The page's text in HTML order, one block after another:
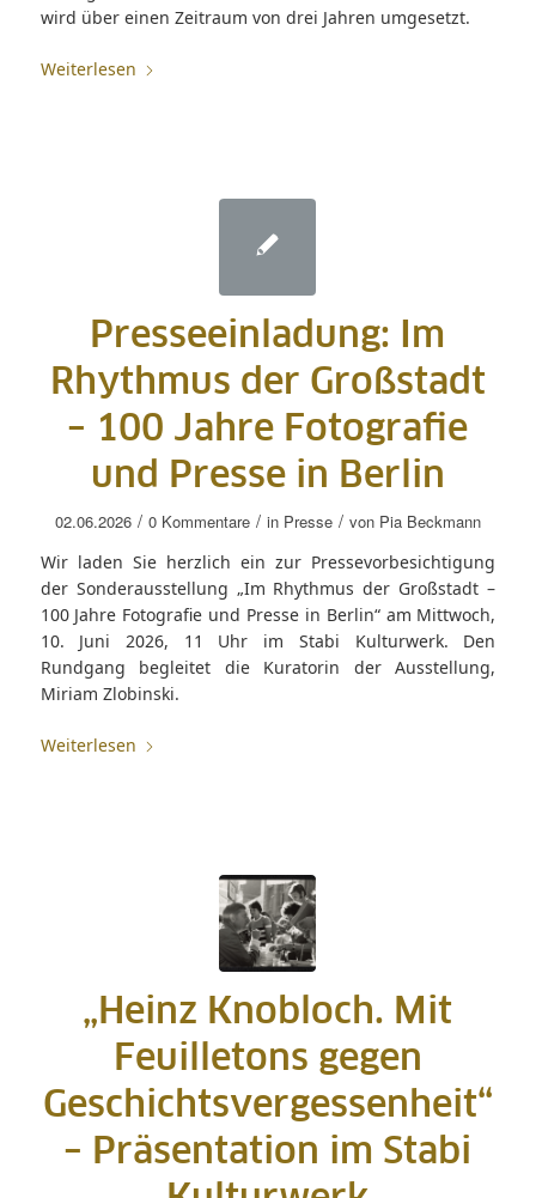
wird über einen Zeitraum von drei Jahren umgesetzt.
Weiterlesen
Presseeinladung: Im
Rhythmus der Großstadt
– 100 Jahre Fotografie
und Presse in Berlin
02.06.2026 / 0 Kommentare / in Presse / von Pia Beckmann
Wir laden Sie herzlich ein zur Pressevorbesichtigung
der Sonderausstellung „Im Rhythmus der Großstadt –
100 Jahre Fotografie und Presse in Berlin“ am Mittwoch,
10. Juni 2026, 11 Uhr im Stabi Kulturwerk. Den
Rundgang begleitet die Kuratorin der Ausstellung,
Miriam Zlobinski.
Weiterlesen
„Heinz Knobloch. Mit
Feuilletons gegen
Geschichtsvergessenheit“
– Präsentation im Stabi